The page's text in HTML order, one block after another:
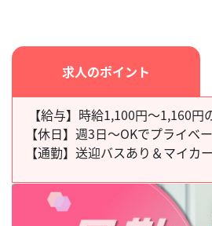
求人のポイント
【給与】時給1,100円～1,160円
【休日】 週3日～OKでプライベ
【通勤】 送迎バスあり＆マイカ